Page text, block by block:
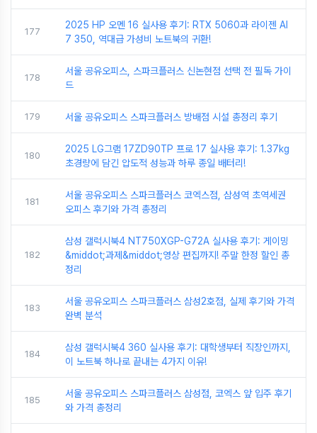
177
2025 HP 오멘 16 실사용 후기: RTX 5060과 라이젠 AI
7 350, 역대급 가성비 노트북의 귀환!
178
서울 공유오피스, 스파크플러스 신논현점 선택 전 필독 가이
드
179 서울 공유오피스 스파크플러스 방배점 시설 총정리 후기
180
2025 LG그램 17ZD90TP 프로 17 실사용 후기: 1.37kg
초경량에 담긴 압도적 성능과 하루 종일 배터리!
181
서울 공유오피스 스파크플러스 코엑스점, 삼성역 초역세권
오피스 후기와 가격 총정리
182
삼성 갤럭시북4 NT750XGP-G72A 실사용 후기: 게이밍
&middot;과제&middot;영상 편집까지! 주말 한정 할인 총
정리
183
서울 공유오피스 스파크플러스 삼성2호점, 실제 후기와 가격
완벽 분석
184
삼성 갤럭시북4 360 실사용 후기: 대학생부터 직장인까지,
이 노트북 하나로 끝내는 4가지 이유!
185
서울 공유오피스 스파크플러스 삼성점, 코엑스 앞 입주 후기
와 가격 총정리